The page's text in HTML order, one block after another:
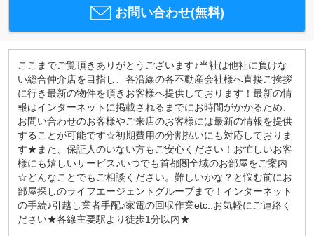
お問い合わせ(無料)
ここまでご覧頂きありがとうございます♪当社は他社に負けな
い総合仲介店を目指し、各沿線の各不動産会社様へ直接ご挨拶
に行き最新の物件を頂きお客様へ提供しております！最新の情
報はインターネットに掲載されるまでにお時間がかかるため、
お問い合わせのお客様やご来店のお客様には最新の情報を提供
することが可能です☆初期費用の分割払いにも対応しておりま
す★また、保証人のいない方もご安心ください！お忙しいお客
様にも嬉しいサービス♪いつでも首都圏全域のお部屋をご案内
☆どんなことでもご相談ください。難しいかな？と悩む前にお
部屋探しのライフエージェントグループまで！インターネット
の手続♪引越し業者手配♪家電の回収作業etc..お気軽にご連絡く
ださい★各線主要駅より徒歩1分以内★